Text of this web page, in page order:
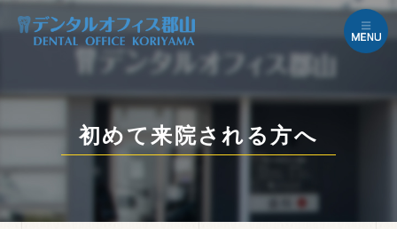
初めて来院される方へ